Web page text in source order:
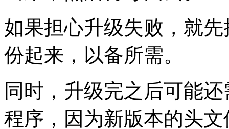
如果担心升级失败，就
份起来，以备所需。
同时，升级完之后可能
程序，因为新版本的头